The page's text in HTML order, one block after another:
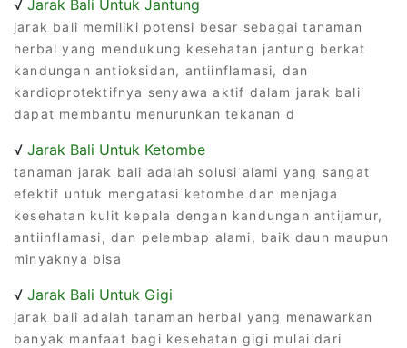
√ Jarak Bali Untuk Jantung
jarak bali memiliki potensi besar sebagai tanaman
herbal yang mendukung kesehatan jantung berkat
kandungan antioksidan, antiinflamasi, dan
kardioprotektifnya senyawa aktif dalam jarak bali
dapat membantu menurunkan tekanan d
√ Jarak Bali Untuk Ketombe
tanaman jarak bali adalah solusi alami yang sangat
efektif untuk mengatasi ketombe dan menjaga
kesehatan kulit kepala dengan kandungan antijamur,
antiinflamasi, dan pelembap alami, baik daun maupun
minyaknya bisa
√ Jarak Bali Untuk Gigi
jarak bali adalah tanaman herbal yang menawarkan
banyak manfaat bagi kesehatan gigi mulai dari